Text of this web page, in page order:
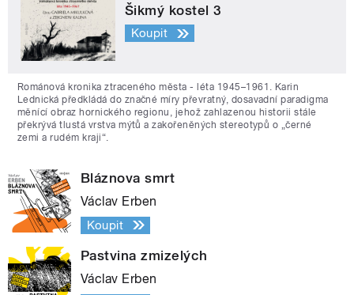
Šikmý kostel 3
Koupit
Románová kronika ztraceného města - léta 1945–1961. Karin
Lednická předkládá do značné míry převratný, dosavadní paradigma
měnící obraz hornického regionu, jehož zahlazenou historii stále
překrývá tlustá vrstva mýtů a zakořeněných stereotypů o „černé
zemi a rudém kraji“.
Bláznova smrt
Václav Erben
Koupit
Pastvina zmizelých
Václav Erben